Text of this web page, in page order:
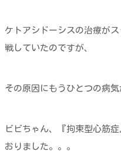
ケトアシドーシスの治療が
戦していたのですが、
その原因にもうひとつの病
ビビちゃん、『拘束型心筋
おりました。。。